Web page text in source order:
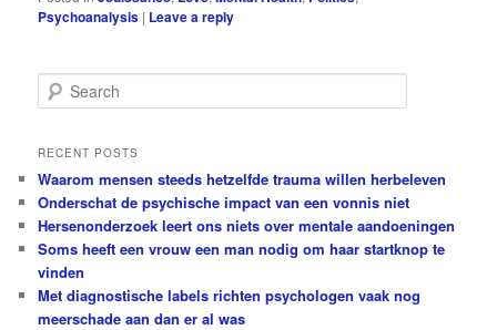
Psychoanalysis | Leave a reply
e
r
h
RECENT POSTS
Waarom mensen steeds hetzelfde trauma willen herbeleven
Onderschat de psychische impact van een vonnis niet
Hersenonderzoek leert ons niets over mentale aandoeningen
Soms heeft een vrouw een man nodig om haar startknop te
vinden
Met diagnostische labels richten psychologen vaak nog
meerschade aan dan er al was